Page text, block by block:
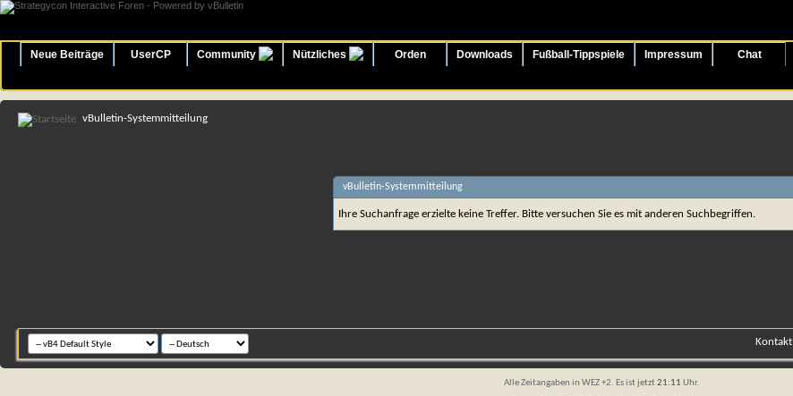
Neue Beiträge UserCP Community Nützliches Orden Downloads Fußball-Tippspiele Impressum Chat
vBulletin-Systemmitteilung
vBulletin-Systemmitteilung
Ihre Suchanfrage erzielte keine Treffer. Bitte versuchen Sie es mit anderen Suchbegriffen.
Kontakt
Alle Zeitangaben in WEZ +2. Es ist jetzt21:11 Uhr.